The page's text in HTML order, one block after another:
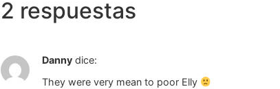
2 respuestas
Danny dice:
They were very mean to poor Elly